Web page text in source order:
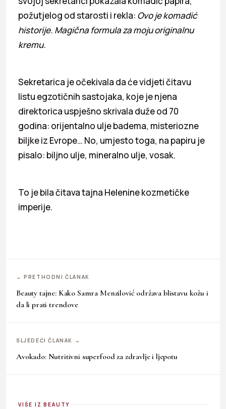
požutjelog od starosti i rekla: Ovo je komadić
historije. Magična formula za moju originalnu
kremu.
Sekretarica je očekivala da će vidjeti čitavu
listu egzotičnih sastojaka, koje je njena
direktorica uspješno skrivala duže od 70
godina: orijentalno ulje badema, misteriozne
biljke iz Evrope… No, umjesto toga, na papiru je
pisalo: biljno ulje, mineralno ulje, vosak.
To je bila čitava tajna Helenine kozmetičke
imperije.
← PRETHODNI ČLANAK
Beauty tajne: Kako Samra Menzilović održava blistavu kožu i
da li prati trendove
SLJEDEĆI ČLANAK →
Avokado: Nutritivni superfood za zdravlje i ljepotu
VIŠE IZ BEAUTY